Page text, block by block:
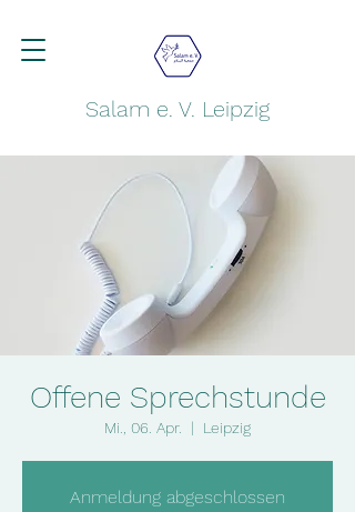
Salam e. V. Leipzig
Offene Sprechstunde
Mi., 06. Apr.
  |
Leipzig
Anmeldung abgeschlossen